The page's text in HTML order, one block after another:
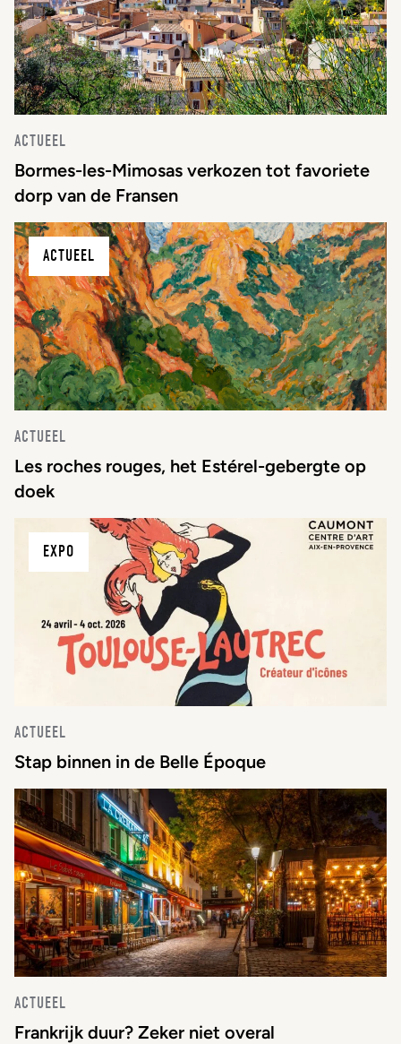
ACTUEEL
Bormes-les-Mimosas verkozen tot favoriete
dorp van de Fransen
ACTUEEL
ACTUEEL
Les roches rouges, het Estérel-gebergte op
doek
EXPO
ACTUEEL
Stap binnen in de Belle Époque
ACTUEEL
Frankrijk duur? Zeker niet overal